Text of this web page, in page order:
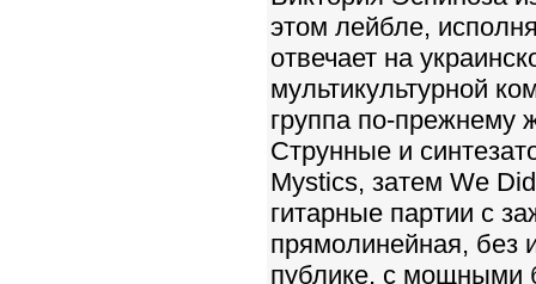
этом лейбле,
отвечает на
мультикультурной
группа по-прежнему
Струнные и
Mystics, затем We
гитарные партии с
прямолинейная, без
публике, с мощными